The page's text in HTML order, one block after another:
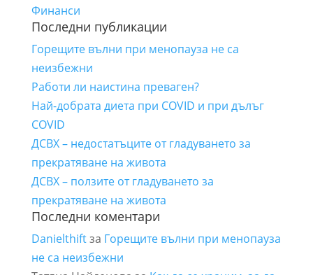
Финанси
Последни публикации
Горещите вълни при менопауза не са
неизбежни
Работи ли наистина преваген?
Най-добрата диета при COVID и при дълъг
COVID
ДСВХ – недостатъците от гладуването за
прекратяване на живота
ДСВХ – ползите от гладуването за
прекратяване на живота
Последни коментари
Danielthiftза Горещите вълни при менопауза
не са неизбежни